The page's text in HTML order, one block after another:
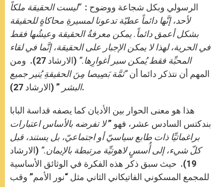
الرسولي وبكل شجاعة ووضوح : “ليست الحقيقة ملكاً
لأحد، إنَّها دائماً عطيّة تدعونا لمسيرةِ محاكاةٍ للحقيقة
بشكل أعمق دائماً. يمكن معرفةُ الحقيقة وعيشُها فقط
في الحرية، لهذا لا يمكن الإجبار على الحقيقة، إنَّما في لقاء
المحبِّة فقط يُمكن سبر أغوارِها.”
(الارشاد 27). ومن
المهم أن نتذكر دائما أن“ثمَّة بَصِيصا مِنَ الحقيقةِ يُنير جميع
البشر” (الارشاد 27).
هذا هو معنى الحوار بين الأديان كما يصفه قداسة البابا
بندكتس السادس عشر، فهو ”لا تفرضه بالأساس اعتبارات
براغماتيِّا ذات طابع سياسيّ أو اجتماعيّ، بل يستند، قبل
كلّ شيء، إلى أُسسٍ لاهوتيِّة مرتبطة بالإيمان.” (الارشاد
19). حيث سبق ذكر هذه الفكرة في الوثائق الأساسية
للمجمع المسكوني الفاتيكاني الثاني مثل “نور الأمم” وقب